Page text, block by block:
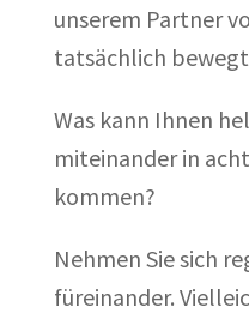
unserem Partner
tatsächlich
Was kann Ihnen
miteinander in
kommen?
Nehmen Sie sich
füreinander.